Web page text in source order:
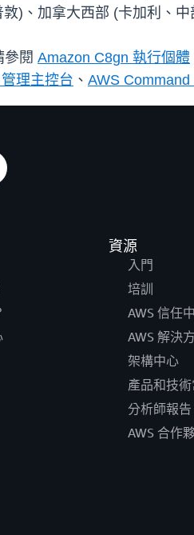
)、加拿大西部 (卡加利、
參閱 Amazon C8gn 執行個體
理主控台 、 AWS
資源
入門
培訓
AWS 信任
AWS 解決
架構中心
產品和技
分析師報告
AWS 合作